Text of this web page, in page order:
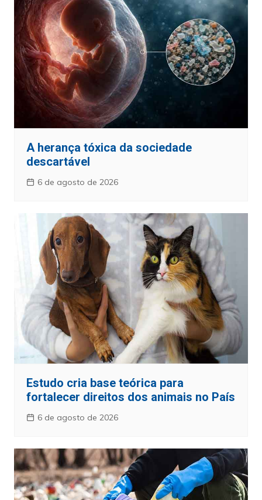
A herança tóxica da sociedade
descartável
6 de agosto de 2026
Estudo cria base teórica para
fortalecer direitos dos animais no País
6 de agosto de 2026